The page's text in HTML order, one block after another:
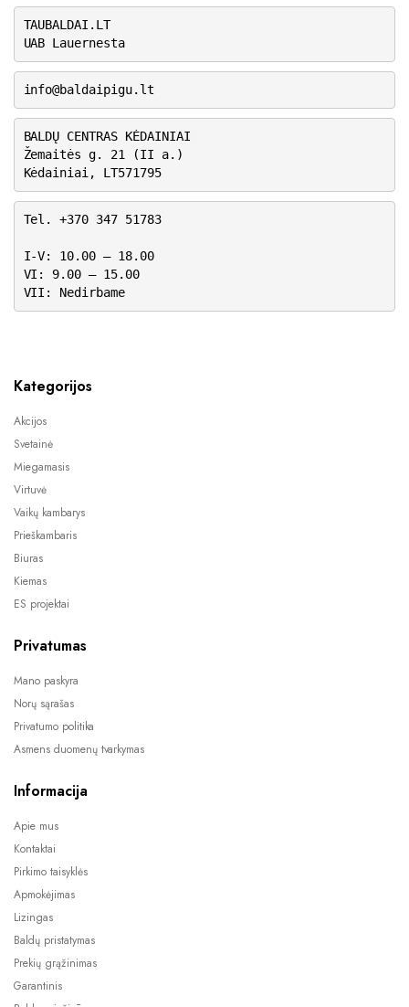
TAUBALDAI.LT
UAB Lauernesta
info@baldaipigu.lt
BALDŲ CENTRAS KĖDAINIAI
Žemaitės g. 21 (II a.)
Kėdainiai, LT571795
Tel. +370 347 51783
I-V: 10.00 – 18.00
VI: 9.00 – 15.00
VII: Nedirbame
Kategorijos
Akcijos
Svetainė
Miegamasis
Virtuvė
Vaikų kambarys
Prieškambaris
Biuras
Kiemas
ES projektai
Privatumas
Mano paskyra
Norų sąrašas
Privatumo politika
Asmens duomenų tvarkymas
Informacija
Apie mus
Kontaktai
Pirkimo taisyklės
Apmokėjimas
Lizingas
Baldų pristatymas
Prekių grąžinimas
Garantinis